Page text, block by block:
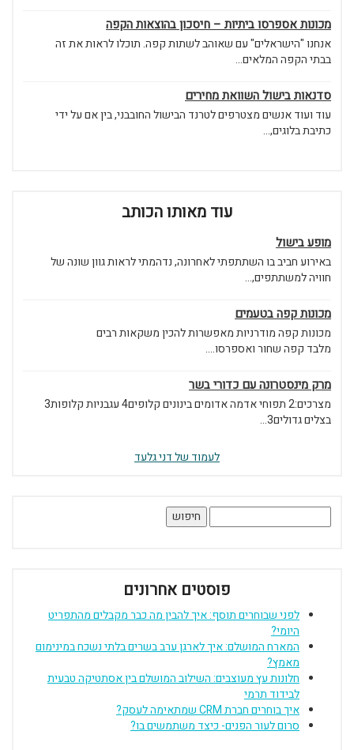
מכונות אספרסו ביתיות – חיסכון בהוצאות הקפה
אנחנו "הישראלים" עם שאוהב לשתות קפה. תוכלו לראות את זה
בבתי הקפה המלאים...
סדנאות בישול השוואת מחירים
עוד ועוד אנשים מצטרפים לטרנד הבישול החובבני, בין אם על ידי
כתיבת בלוגים,...
עוד מאותו הכותב
מופע בישול
באירוע חביב בו השתתפתי לאחרונה, נדהמתי לראות גוון שונה של
חוויה למשתתפים,...
מכונות קפה בטעמים
מכונות קפה מודרניות מאפשרות להכין משקאות רבים
מלבד קפה שחור ואספרסו....
מרק מינסטרונה עם כדורי בשר
מצרכים:2 תפוחי אדמה אדומים בינונים קלופים4 עגבניות קלופות3
בצלים גדולים3...
לעמוד של דני גלעד
פוסטים אחרונים
לפני שבוחרים תוסף: איך להבין מה כבר מקבלים מהתפריט
היומי?
המארח המושלם: איך לארגן ערב בשרים בלתי נשכח במינימום
מאמץ?
חלונות עץ מעוצבים: השילוב המושלם בין אסתטיקה טבעית
לבידוד תרמי
איך בוחרים חברת CRM שמתאימה לעסק?
סרום לעור הפנים- כיצד משתמשים בו?